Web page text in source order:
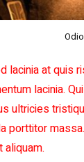
lacinia at quis
lacinia.
ultricies
porttitor